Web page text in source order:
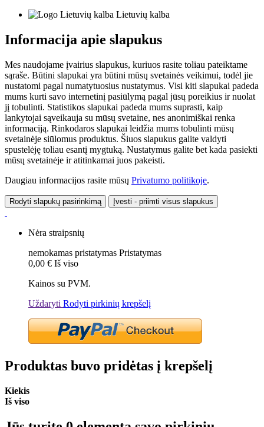
Lietuvių kalba
Informacija apie slapukus
Mes naudojame įvairius slapukus, kuriuos rasite toliau pateiktame
sąraše. Būtini slapukai yra būtini mūsų svetainės veikimui, todėl jie
nustatomi pagal numatytuosius nustatymus. Visi kiti slapukai padeda
mums kurti savo internetinį pasiūlymą pagal jūsų poreikius ir nuolat
jį tobulinti. Statistikos slapukai padeda mums suprasti, kaip
lankytojai sąveikauja su mūsų svetaine, nes anonimiškai renka
informaciją. Rinkodaros slapukai leidžia mums tobulinti mūsų
svetainėje siūlomus produktus. Šiuos slapukus galite valdyti
spustelėję toliau esantį mygtuką. Nustatymus galite bet kada pasiekti
mūsų svetainėje ir atitinkamai juos pakeisti.
Daugiau informacijos rasite mūsų Privatumo politikoje.
Rodyti slapukų pasirinkimą Įvesti - priimti visus slapukus
Nėra straipsnių
nemokamas pristatymas Pristatymas
0,00 € Iš viso
Kainos su PVM.
Uždaryti Rodyti pirkinių krepšelį
Produktas buvo pridėtas į krepšelį
Kiekis
Iš viso